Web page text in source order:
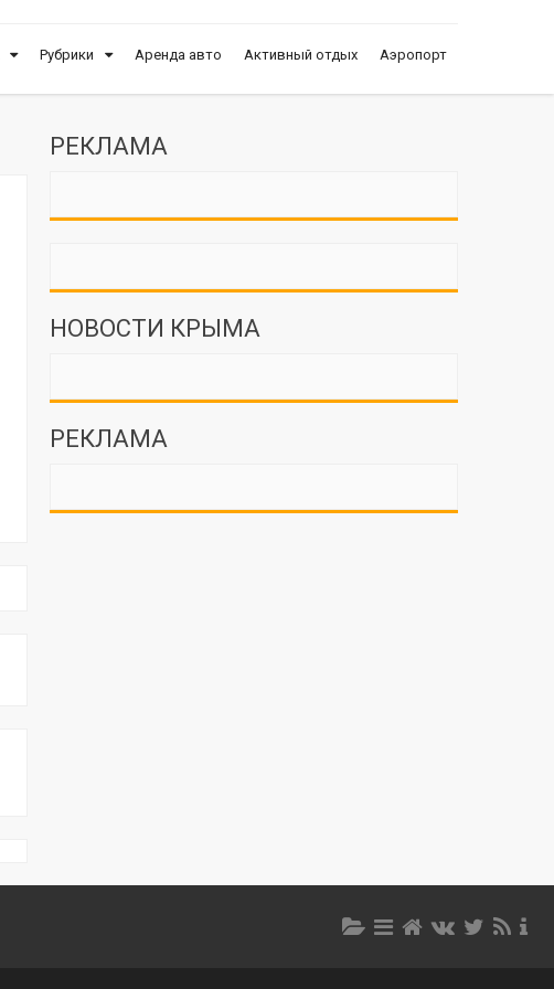
Рубрики Аренда авто Активный отдых Аэропорт
РЕКЛАМА
НОВОСТИ КРЫМА
РЕКЛАМА